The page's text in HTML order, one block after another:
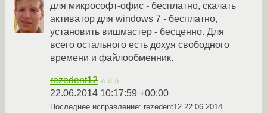
для микрософт-офис - бесплатно, скачать
активатор для windows 7 - бесплатно,
установить вишмастер - бесценно. Для
всего остального есть дохуя свободного
времени и файлообменник.
rezedent12 ☆☆☆
22.06.2014 10:17:59 +00:00
Последнее исправление: rezedent12 22.06.2014